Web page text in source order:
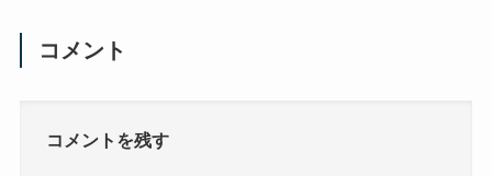
コメント
コメントを残す